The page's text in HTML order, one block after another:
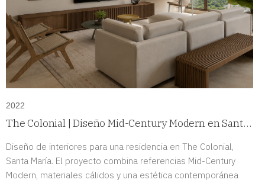
2022
The Colonial | Diseño Mid-Century Modern en Santa
Diseño de interiores para una residencia en The Colonial,
Santa María. El proyecto combina referencias Mid-Century
Modern, materiales cálidos y una estética contemporánea